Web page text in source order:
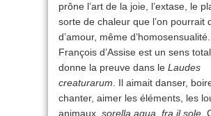
prône l’art de la joie, l’extase, le
sorte de chaleur que l’on pourrait
d’amour, même
François d’Assise est un sens
donne la preuve dans le Laudes
creaturarum . Il aimait danser,
chanter, aimer les éléments, les
animaux, sorella aqua fra il sole .